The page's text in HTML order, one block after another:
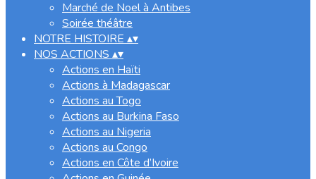
Marché de Noel à Antibes
Soirée théâtre
NOTRE HISTOIRE ▴▾
NOS ACTIONS ▴▾
Actions en Haïti
Actions à Madagascar
Actions au Togo
Actions au Burkina Faso
Actions au Nigeria
Actions au Congo
Actions en Côte d’Ivoire